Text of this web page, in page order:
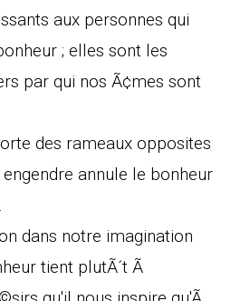
aux personnes qui
; elles sont les
par qui nos Ã¢mes sont
des rameaux opposites
annule le bonheur
dans notre imagination
tient plutÃ´t Ã